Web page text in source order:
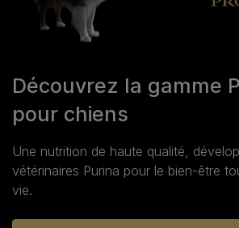
Découvrez la gamme
pour chiens
Une nutrition de haute qualité,
vétérinaires Purina pour le bien‑être
vie.